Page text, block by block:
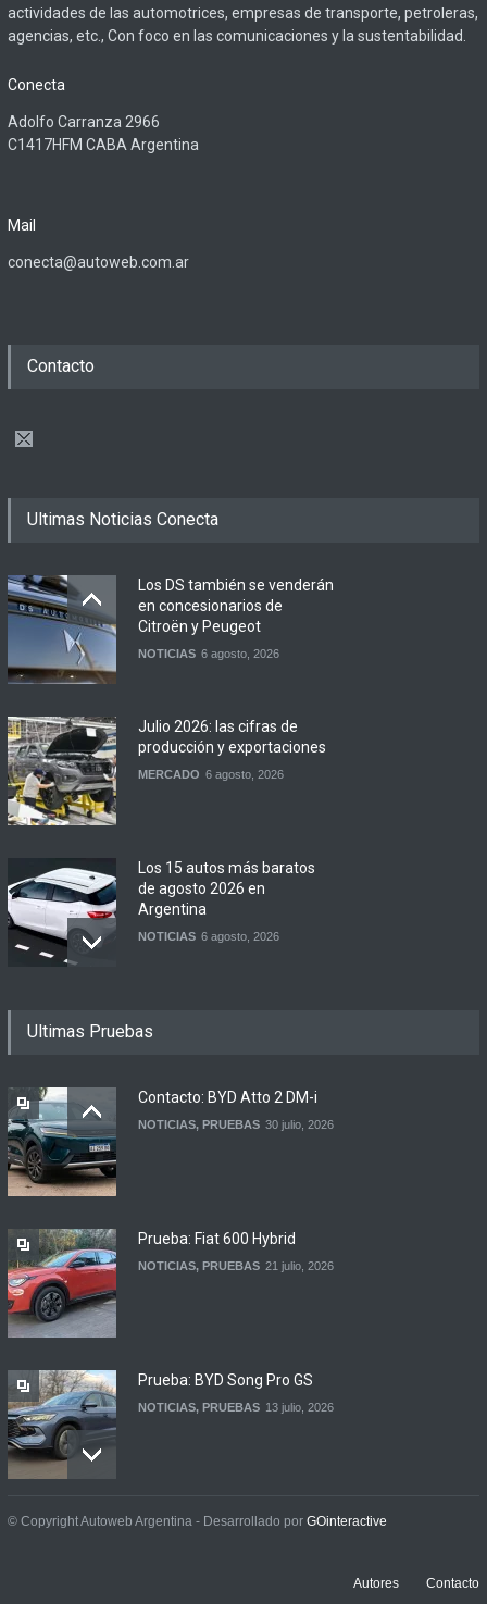
actividades de las automotrices, empresas de transporte, petroleras,
agencias, etc., Con foco en las comunicaciones y la sustentabilidad.
Conecta
Adolfo Carranza 2966
C1417HFM CABA Argentina
Mail
conecta@autoweb.com.ar
Contacto
Ultimas Noticias Conecta
Los DS también se venderán
en concesionarios de
Citroën y Peugeot
NOTICIAS 6 agosto, 2026
Julio 2026: las cifras de
producción y exportaciones
MERCADO 6 agosto, 2026
Los 15 autos más baratos
de agosto 2026 en
Argentina
NOTICIAS 6 agosto, 2026
Efficient en Argentina
Ultimas Pruebas
Contacto: BYD Atto 2 DM-i
NOTICIAS, PRUEBAS 30 julio, 2026
Prueba: Fiat 600 Hybrid
NOTICIAS, PRUEBAS 21 julio, 2026
Prueba: BYD Song Pro GS
NOTICIAS, PRUEBAS 13 julio, 2026
Contacto: Jeep Wrangler
© Copyright Autoweb Argentina - Desarrollado por GOinteractive
Autores Contacto